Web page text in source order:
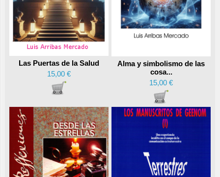
Las Puertas de la Salud
15,00 €
Alma y simbolismo de las
cosa...
15,00 €